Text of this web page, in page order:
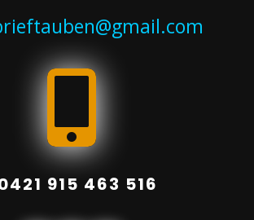

915 463 516